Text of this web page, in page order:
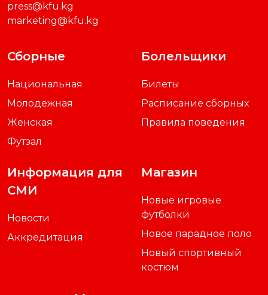
press@kfu.kg
marketing@kfu.kg
Сборные
Национальная
Молодежная
Женская
Футзал
Болельщики
Билеты
Расписание сборных
Правила поведения
Информация для
СМИ
Новости
Аккредитация
Магазин
Новые игровые
футболки
Новое парадное поло
Новый спортивный
костюм